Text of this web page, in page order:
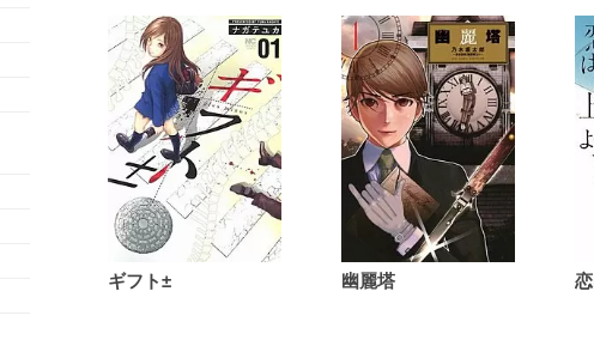
ギフト± 幽麗塔